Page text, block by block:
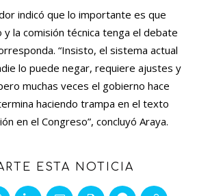
indicó que lo importante es que
la comisión técnica tenga el debate
“Insisto, el sistema actual
lo puede negar, requiere ajustes y
muchas veces el gobierno hace
haciendo trampa en el texto
en el Congreso”, concluyó Araya.
ESTA NOTICIA